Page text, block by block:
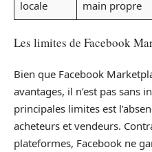
locale
main propre
Les limites de Facebook
Bien que Facebook
avantages, il n’est pas sans
principales limites est
acheteurs et vendeurs.
plateformes, Facebook ne